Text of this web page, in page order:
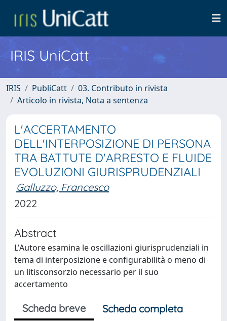
IRIS UniCatt
IRIS PubliCatt
03. Contributo in rivista
Articolo in rivista, Nota a sentenza
L'ACCERTAMENTO
DELL'INTERPOSIZIONE DI PERSONA
TRA BATTUTE D'ARRESTO E FLUIDE
EVOLUZIONI GIURISPRUDENZIALI
Galluzzo, Francesco
2022
Abstract
L'Autore esamina le oscillazioni giurisprudenziali in
tema di interposizione e configurabilità o meno di
un litisconsorzio necessario per il suo
accertamento
Scheda breve
Scheda completa